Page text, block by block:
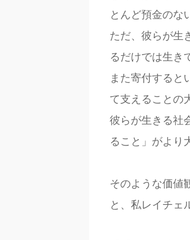
とんど預金のな
ただ、彼らが生
るだけでは生き
また寄付すると
て支えることの
彼らが生きる社
ること」がより
そのような価値
と、私レイチェ